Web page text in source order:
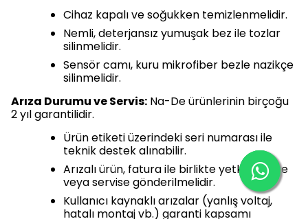
Cihaz kapalı ve soğukken temizlenmelidir.
Nemli, deterjansız yumuşak bez ile tozlar
silinmelidir.
Sensör camı, kuru mikrofiber bezle nazikçe
silinmelidir.
Arıza Durumu ve Servis: Na-De ürünlerinin birçoğu
2 yıl garantilidir.
Ürün etiketi üzerindeki seri numarası ile
teknik destek alınabilir.
Arızalı ürün, fatura ile birlikte yetkili bayiye
veya servise gönderilmelidir.
Kullanıcı kaynaklı arızalar (yanlış voltaj,
hatalı montaj vb.) garanti kapsamı